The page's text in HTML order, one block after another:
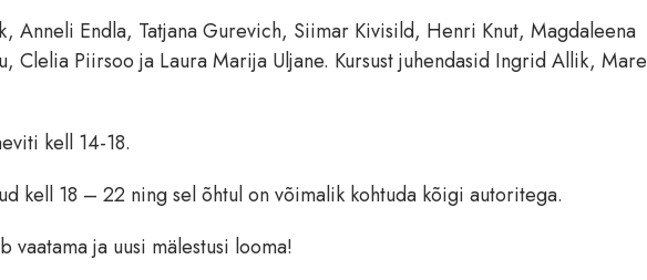
Anneli Endla, Tatjana Gurevich, Siimar Kivisild, Henri Knut, Magdaleena
Clelia Piirsoo ja Laura Marija Uljane. Kursust juhendasid Ingrid Allik, Mare
kell 14-18.
kell 18 ­– 22​ ning sel õhtul on võimalik kohtuda kõigi autoritega.
vaatama ja uusi mälestusi looma!